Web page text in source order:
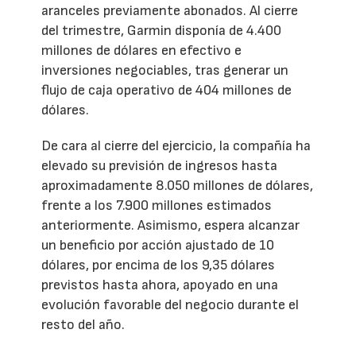
aranceles previamente abonados. Al cierre
del trimestre, Garmin disponía de 4.400
millones de dólares en efectivo e
inversiones negociables, tras generar un
flujo de caja operativo de 404 millones de
dólares.
De cara al cierre del ejercicio, la compañía ha
elevado su previsión de ingresos hasta
aproximadamente 8.050 millones de dólares,
frente a los 7.900 millones estimados
anteriormente. Asimismo, espera alcanzar
un beneficio por acción ajustado de 10
dólares, por encima de los 9,35 dólares
previstos hasta ahora, apoyado en una
evolución favorable del negocio durante el
resto del año.